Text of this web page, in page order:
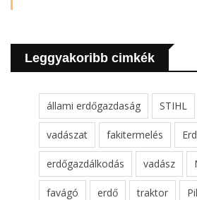
Leggyakoribb cimkék
állami erdőgazdaság STIHL
vadászat fakitermelés
erdőgazdálkodás vadász
favágó erdő traktor